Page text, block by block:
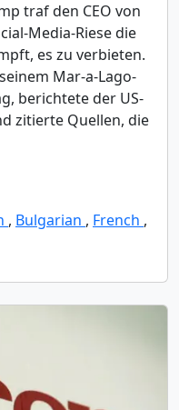
traf den CEO von
Media-Riese die
es zu verbieten.
Mar-a-Lago-
berichtete der US-
zitierte Quellen, die
, Bulgarian , French ,